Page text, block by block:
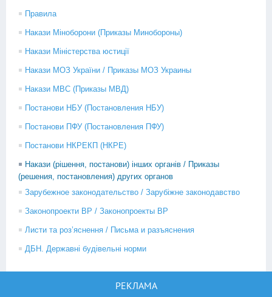
Правила
Накази Міноборони (Приказы Минобороны)
Накази Міністерства юстиції
Накази МОЗ України / Приказы МОЗ Украины
Накази МВС (Приказы МВД)
Постанови НБУ (Постановления НБУ)
Постанови ПФУ (Постановления ПФУ)
Постанови НКРЕКП (НКРЕ)
Накази (рішення, постанови) інших органів / Приказы
(решения, постановления) других органов
Зарубежное законодательство / Зарубіжне законодавство
Законопроекти ВР / Законопроекты ВР
Листи та роз’яснення / Письма и разъяснения
ДБН. Державні будівельні норми
РЕКЛАМА